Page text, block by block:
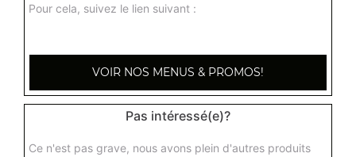
12.90€
Pour cela, suivez le lien suivant :
VOIR NOS MENUS & PROMOS!
Pas intéressé(e)?
Ce n'est pas grave, nous avons plein d'autres produits